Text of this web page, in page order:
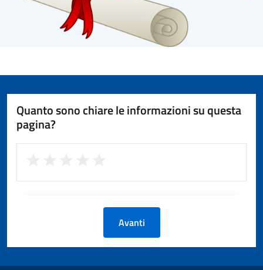
Quanto sono chiare le informazioni su questa
pagina?
Avanti